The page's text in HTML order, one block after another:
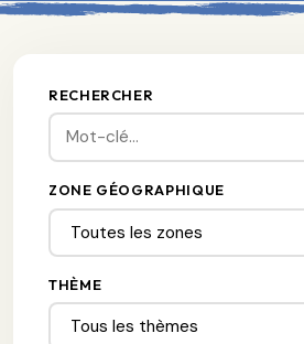
RECHERCHER
ZONE GÉOGRAPHIQUE
THÈME